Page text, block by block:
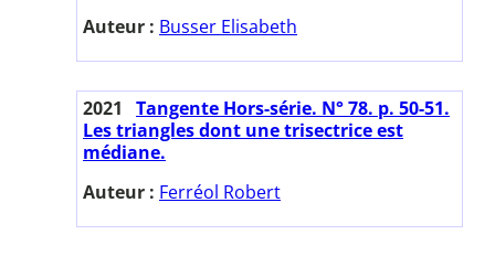
Auteur : Busser Elisabeth
2021
Tangente Hors-série. N° 78. p. 50-51.
Les triangles dont une trisectrice est
médiane.
Auteur : Ferréol Robert